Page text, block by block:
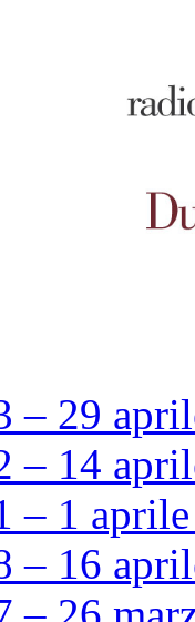
– 29
– 14
– 1
– 16